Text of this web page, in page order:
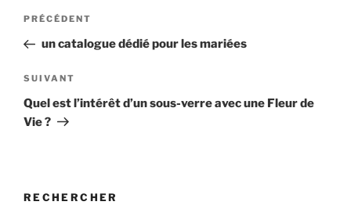
Navigation
l’article
Article
précédent
PRÉCÉDENT
un catalogue dédié pour les mariées
Article
suivant
SUIVANT
Quel est l’intérêt d’un sous-verre avec une Fleur de
Vie ?
RECHERCHER